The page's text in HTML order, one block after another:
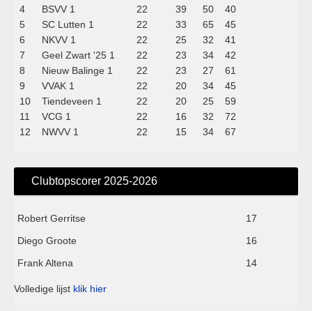
4
BSVV 1 22 39 50
40
5
SC Lutten 1 22 33 65
45
6
NKVV 1 22 25 32
41
7
Geel Zwart '25 1 22 23 34
42
8
Nieuw Balinge 1 22 23 27
61
9
VVAK 1 22 20 34
45
10
Tiendeveen 1 22 20 25
59
11
VCG 1 22 16 32
72
12
NWVV 1 22 15 34 67
Clubtopscorer 2025-2026
Robert Gerritse
17
Diego Groote
16
Frank Altena
14
Volledige lijst klik hier